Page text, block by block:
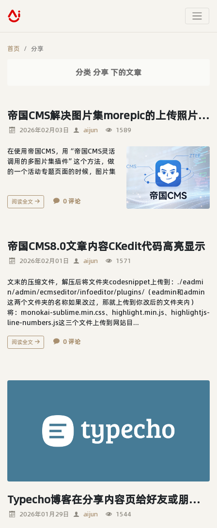
首页 分享
分类 分享 下的文章
帝国CMS解决图片集morepic的上传照片数量上限限制
2026年02月03日 aijun 1589
在使用帝国CMS，用“帝国CMS灵活
调用的多图片集插件”这个方法，做
的一个活动专题页面的时候，图片集
保存的时候，错误提示：字段图片简
咨询一番后，调整 PHP 配置（php.in
i），解决系统级限制：PHP 默认限...
阅读全文 0 评论
帝国CMS8.0文章内容CKedit代码高亮显示
2026年02月01日 aijun 1571
文末的压缩文件，解压后将文件夹codesnippet上传到：./eadmi
n/admin/ecmseditor/infoeditor/plugins/（eadmin和admin
这两个文件夹的名称如果改过，那就上传到你改后的文件夹内）
将：monokai-sublime.min.css、highlight.min.js、highlightjs-
line-numbers.js这三个文件上传到网站目...
阅读全文 0 评论
Typecho博客在分享内容页给好友或朋友圈时，显示缩微图和简介的模板代码
2026年01月29日 aijun 1544